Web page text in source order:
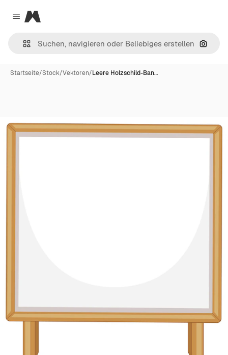
Close menu
Magnific
Nach
Startseite/Stock/Vektoren/Leere Holzschild-Ban…